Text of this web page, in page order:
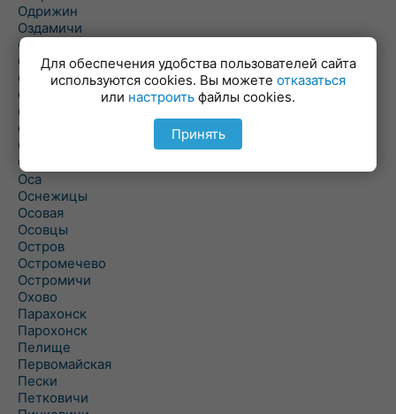
Одрижин
Оздамичи
Озяты
Олтуш
Ольманы
Ольпень
Ольшаны
Омельная
Ополь
Орехово
Оса
Оснежицы
Осовая
Осовцы
Остров
Остромечево
Остромичи
Охово
Парахонск
Парохонск
Пелище
Первомайская
Пески
Петковичи
Для обеспечения удобства пользователей сайта
используются cookies. Вы можете отказаться
или настроить файлы cookies.
Принять